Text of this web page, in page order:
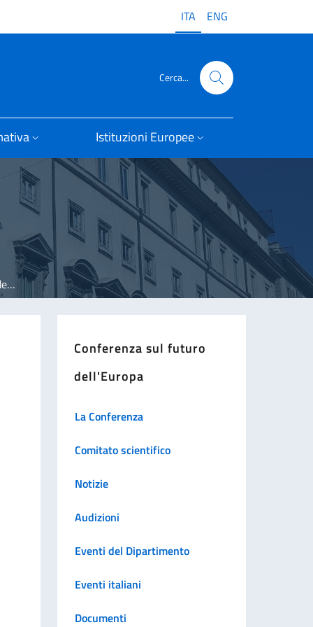
ITA ENG
Cerca...
Istituzioni Europee
Conferenza sul futuro
dell'Europa
La Conferenza
Comitato scientifico
Notizie
Audizioni
Eventi del Dipartimento
Eventi italiani
Documenti